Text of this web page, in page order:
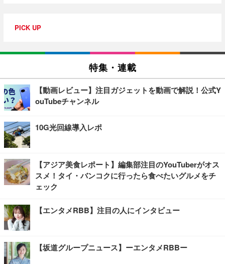
PICK UP
特集・連載
【動画レビュー】注目ガジェットを動画で解説！公式Y
ouTubeチャンネル
10G光回線導入レポ
【アジア美食レポート】編集部注目のYouTuberがオス
スメ！タイ・バンコクに行ったら食べたいグルメをチ
ェック
【エンタメRBB】注目の人にインタビュー
【坂道グループニュース】ーエンタメRBBー